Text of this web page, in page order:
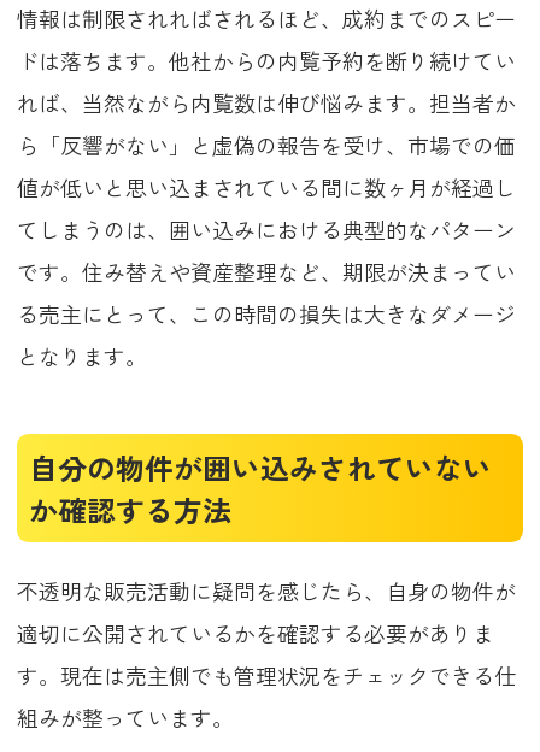
情報は制限されればされるほど、成約までのスピー
ドは落ちます。他社からの内覧予約を断り続けてい
れば、当然ながら内覧数は伸び悩みます。担当者か
ら「反響がない」と虚偽の報告を受け、市場での価
値が低いと思い込まされている間に数ヶ月が経過し
てしまうのは、囲い込みにおける典型的なパターン
です。住み替えや資産整理など、期限が決まってい
る売主にとって、この時間の損失は大きなダメージ
となります。
自分の物件が囲い込みされていない
か確認する方法
不透明な販売活動に疑問を感じたら、自身の物件が
適切に公開されているかを確認する必要がありま
す。現在は売主側でも管理状況をチェックできる仕
組みが整っています。